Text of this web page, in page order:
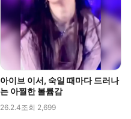
아이브 이서, 숙일 때마다 드러나
는 아찔한 볼륨감
26.2.4조회 2,699